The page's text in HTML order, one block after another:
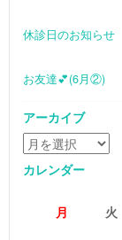
休診日のお知らせ
お友達💕(6月②)
アーカイブ
カレンダー
月
火